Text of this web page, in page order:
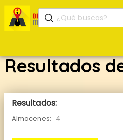
Resultados
Resultados:
Almacenes: 4